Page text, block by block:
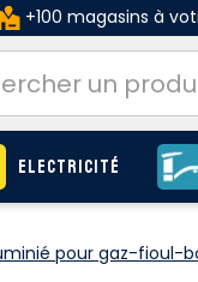
+100 magasins à
Electricité
pour gaz-fioul-